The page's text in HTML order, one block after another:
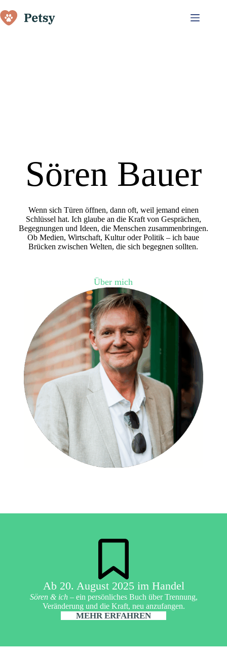
Inhalt
springen
Sören Bauer
Wenn sich Türen öffnen, dann oft, weil jemand einen
Schlüssel hat. Ich glaube an die Kraft von Gesprächen,
Begegnungen und Ideen, die Menschen zusammenbringen.
Ob Medien, Wirtschaft, Kultur oder Politik – ich baue
Brücken zwischen Welten, die sich begegnen sollten.
Über mich
Ab 20. August 2025 im Handel
Sören & ich– ein persönliches Buch über Trennung,
Veränderung und die Kraft, neu anzufangen.
MEHR ERFAHREN